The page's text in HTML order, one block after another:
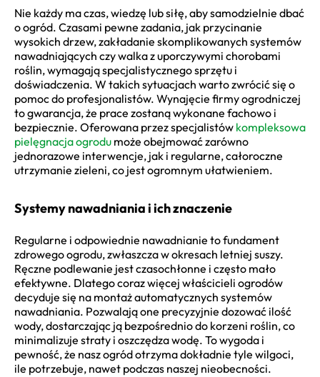
Nie każdy ma czas, wiedzę lub siłę, aby samodzielnie dbać
o ogród. Czasami pewne zadania, jak przycinanie
wysokich drzew, zakładanie skomplikowanych systemów
nawadniających czy walka z uporczywymi chorobami
roślin, wymagają specjalistycznego sprzętu i
doświadczenia. W takich sytuacjach warto zwrócić się o
pomoc do profesjonalistów. Wynajęcie firmy ogrodniczej
to gwarancja, że prace zostaną wykonane fachowo i
bezpiecznie. Oferowana przez specjalistów kompleksowa
pielęgnacja ogrodu może obejmować zarówno
jednorazowe interwencje, jak i regularne, całoroczne
utrzymanie zieleni, co jest ogromnym ułatwieniem.
Systemy nawadniania i ich znaczenie
Regularne i odpowiednie nawadnianie to fundament
zdrowego ogrodu, zwłaszcza w okresach letniej suszy.
Ręczne podlewanie jest czasochłonne i często mało
efektywne. Dlatego coraz więcej właścicieli ogrodów
decyduje się na montaż automatycznych systemów
nawadniania. Pozwalają one precyzyjnie dozować ilość
wody, dostarczając ją bezpośrednio do korzeni roślin, co
minimalizuje straty i oszczędza wodę. To wygoda i
pewność, że nasz ogród otrzyma dokładnie tyle wilgoci,
ile potrzebuje, nawet podczas naszej nieobecności.